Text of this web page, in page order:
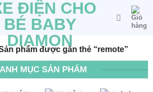
phẩm được gắn thẻ “remote”
MỤC SẢN PHẨM